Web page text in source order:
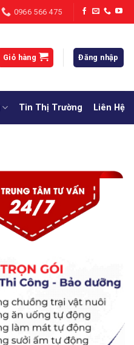
0966 566 475
Giỏ hàng Đăng nhập
Tin Thị Trường Liên Hệ